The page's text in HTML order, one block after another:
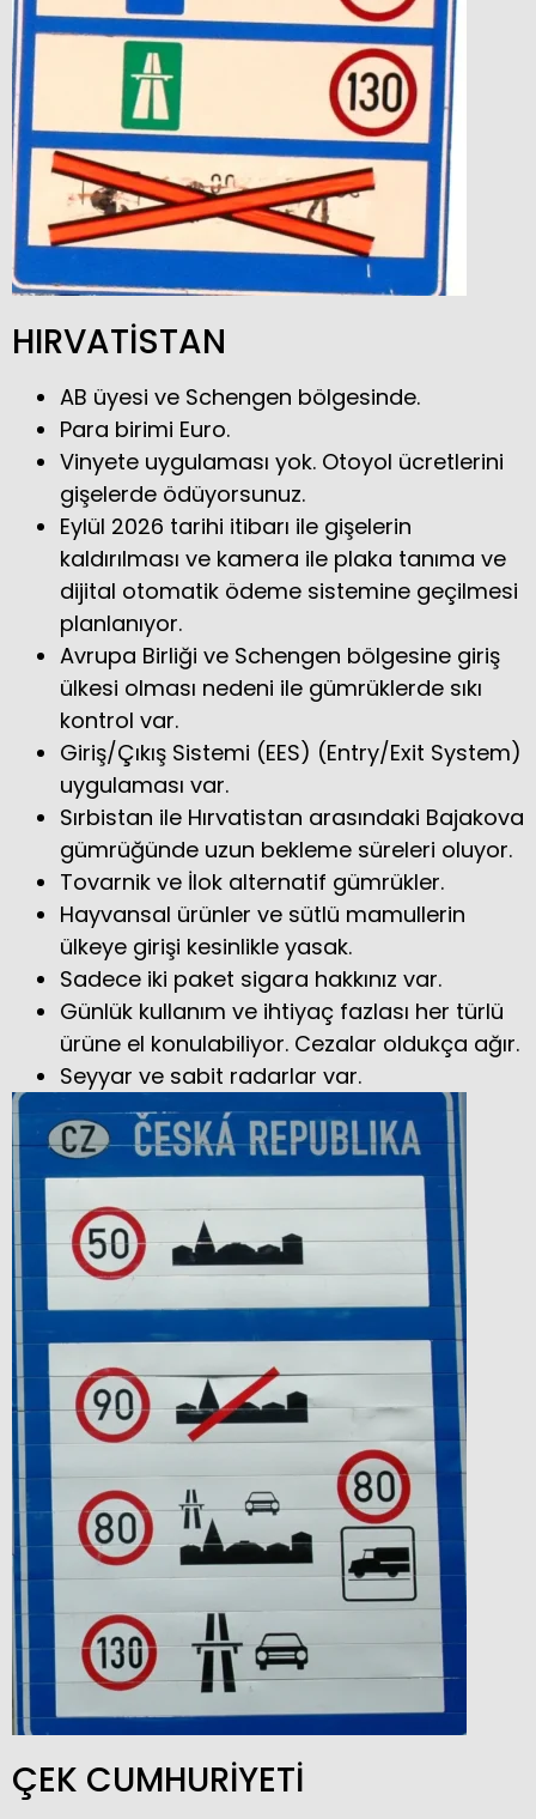
HIRVATİSTAN
AB üyesi ve Schengen bölgesinde.
Para birimi Euro.
Vinyete uygulaması yok. Otoyol ücretlerini
gişelerde ödüyorsunuz.
Eylül 2026 tarihi itibarı ile gişelerin
kaldırılması ve kamera ile plaka tanıma ve
dijital otomatik ödeme sistemine geçilmesi
planlanıyor.
Avrupa Birliği ve Schengen bölgesine giriş
ülkesi olması nedeni ile gümrüklerde sıkı
kontrol var.
Giriş/Çıkış Sistemi (EES) (Entry/Exit System)
uygulaması var.
Sırbistan ile Hırvatistan arasındaki Bajakova
gümrüğünde uzun bekleme süreleri oluyor.
Tovarnik ve İlok alternatif gümrükler.
Hayvansal ürünler ve sütlü mamullerin
ülkeye girişi kesinlikle yasak.
Sadece iki paket sigara hakkınız var.
Günlük kullanım ve ihtiyaç fazlası her türlü
ürüne el konulabiliyor. Cezalar oldukça ağır.
Seyyar ve sabit radarlar var.
ÇEK CUMHURİYETİ